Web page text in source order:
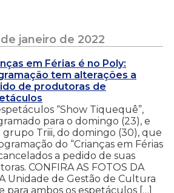
janeiro de 2022
em Férias é no Poly:
tem alterações a
de produtoras de
“Show Tiquequê”,
para o domingo (23), e
grupo Triii, do domingo (30), que
do “Crianças em Férias
a pedido de suas
CONFIRA AS FOTOS DA
Unidade de Gestão de Cultura
para ambos os espetáculos […]